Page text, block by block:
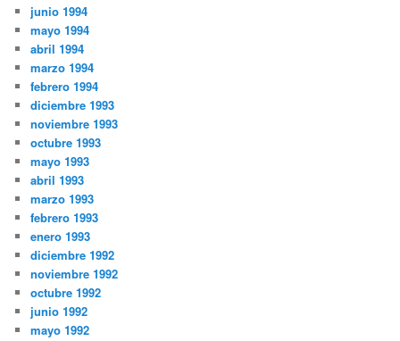
junio 1994
mayo 1994
abril 1994
marzo 1994
febrero 1994
diciembre 1993
noviembre 1993
octubre 1993
mayo 1993
abril 1993
marzo 1993
febrero 1993
enero 1993
diciembre 1992
noviembre 1992
octubre 1992
junio 1992
mayo 1992